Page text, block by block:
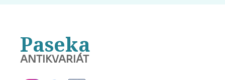
Paseka
ANTIKVARIÁT